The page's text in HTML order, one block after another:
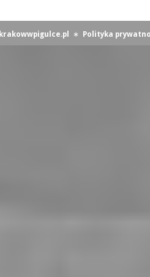
krakowwpigulce.pl ∗ Polityka